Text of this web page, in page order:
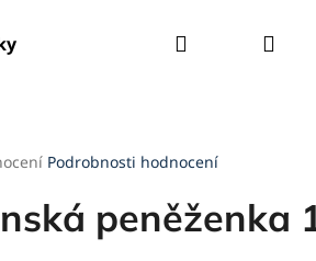
KšandyHledat
Podrobnosti hodnocení
peněženka